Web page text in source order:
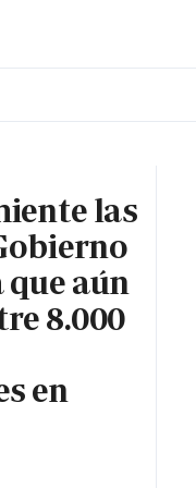
las
aún
8.000
en